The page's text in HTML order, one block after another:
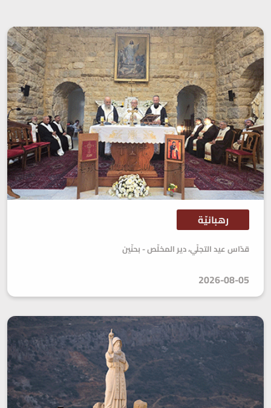
رهبانيّة
قدّاس عيد التجلّي، دير المخلّص - بحنّين
2026-08-05